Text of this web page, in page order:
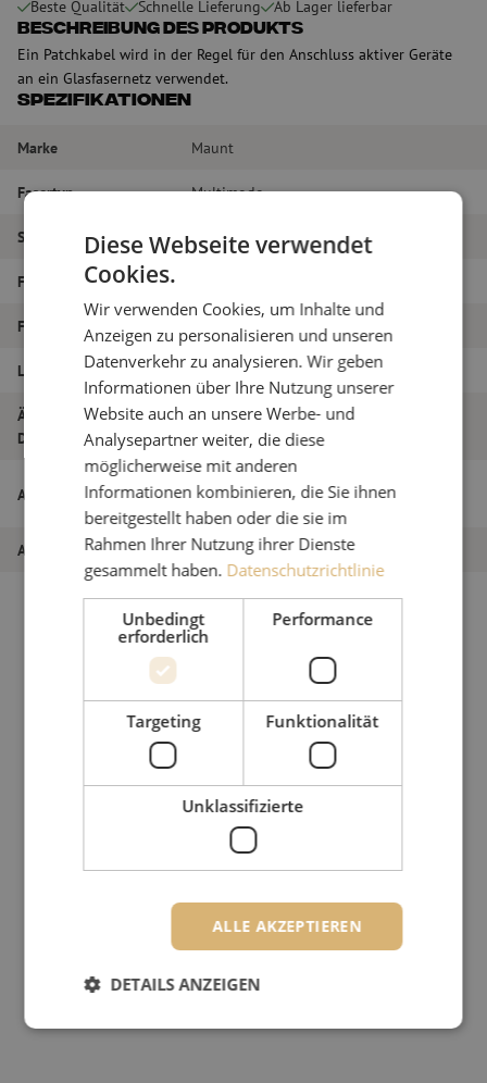
Beste Qualität Schnelle Lieferung Ab Lager lieferbar
Beschreibung des Produkts
Ein Patchkabel wird in der Regel für den Anschluss aktiver Geräte
an ein Glasfasernetz verwendet.
Spezifikationen
Marke Maunt
Fasertyp Multimode
Steckertyp SC/PC – SC/PC
Faser-Typ
Faseranzahl
Länge 16m
Äußerer
Durchmesser (mm)
1.8
Artikelname
Patchkabel duplex OM4, SC/PC-SC/PC,
Artikel Nummer M20000091
Diese Webseite verwendet
Cookies.
Wir verwenden Cookies, um Inhalte und
Anzeigen zu personalisieren und unseren
Datenverkehr zu analysieren. Wir geben
Informationen über Ihre Nutzung unserer
Website auch an unsere Werbe- und
Analysepartner weiter, die diese
möglicherweise mit anderen
Informationen kombinieren, die Sie ihnen
bereitgestellt haben oder die sie im
Rahmen Ihrer Nutzung ihrer Dienste
gesammelt haben. Datenschutzrichtlinie
Unbedingt
erforderlich
Performance
Targeting Funktionalität
Unklassifizierte
ALLE AKZEPTIEREN
DETAILS ANZEIGEN